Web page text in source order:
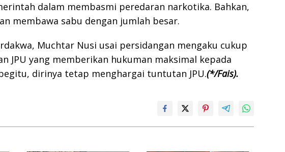
dalam membasmi peredaran narkotika. Bahkan,
membawa sabu dengan jumlah besar.
Muchtar Nusi usai persidangan mengaku cukup
JPU yang memberikan hukuman maksimal kepada
dirinya tetap menghargai tuntutan JPU.(*/Fais).